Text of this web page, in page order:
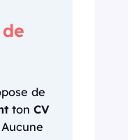
de
ton CV